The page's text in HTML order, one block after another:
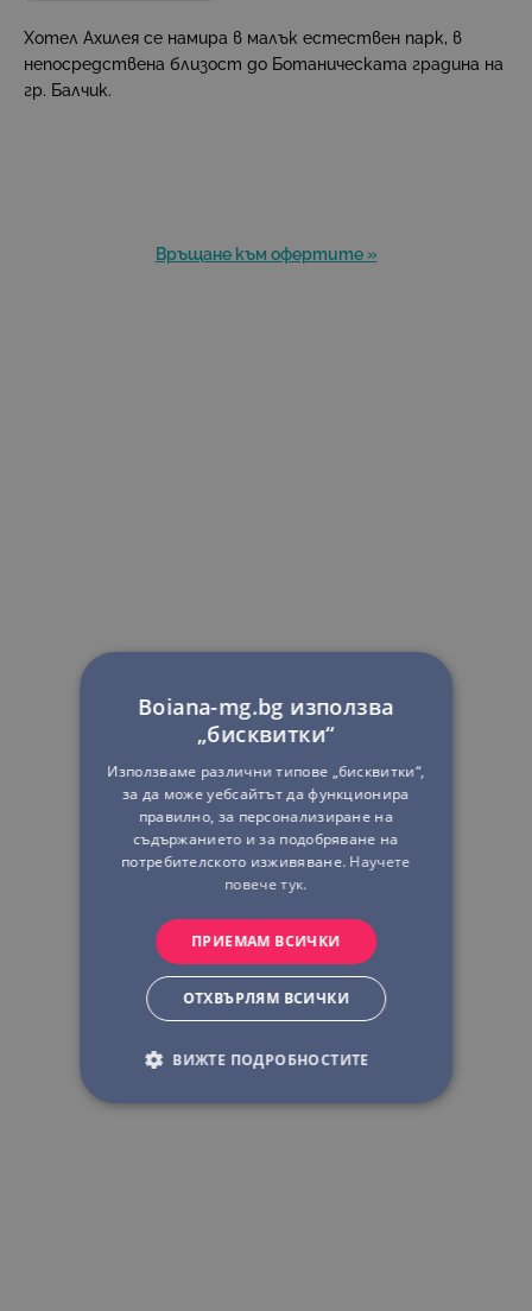
Хотел Ахилея се намира в малък естествен парк, в
непосредствена близост до Ботаническата градина на
гр. Балчик.
Връщане към офертите »
Boiana-mg.bg използва
„бисквитки“
Използваме различни типове „бисквитки“,
за да може уебсайтът да функционира
правилно, за персонализиране на
съдържанието и за подобряване на
потребителското изживяване. Научете
повече тук.
ПРИЕМАМ ВСИЧКИ
ОТХВЪРЛЯМ ВСИЧКИ
ВИЖТЕ ПОДРОБНОСТИТЕ